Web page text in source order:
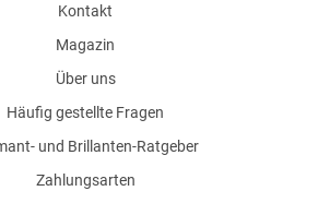
Kontakt
Magazin
Über uns
Häufig gestellte Fragen
und Brillanten-Ratgeber
Zahlungsarten